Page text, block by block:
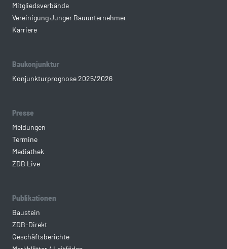
Mitgliedsverbände
Vereinigung Junger Bauunternehmer
Karriere
Baukonjunktur
Konjunkturprognose 2025/2026
Presse
Meldungen
Termine
Mediathek
ZDB Live
Publikationen
Baustein
ZDB-Direkt
Geschäftsberichte